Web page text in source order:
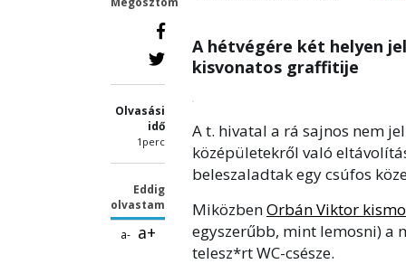
Olvasási
idő
1perc
Eddig
olvastam
a- a+
A hétvégére két helyen
kisvonatos graffitije
A t. hivatal a rá sajnos nem
középületekről való
beleszaladtak egy csúfos
MiközbenOrbán Viktor
egyszerűbb, mint lemosni)
telesz*rt WC-csésze.